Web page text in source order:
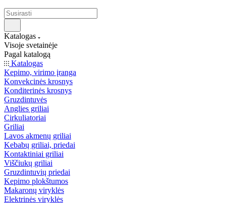
Katalogas
Visoje svetainėje
Pagal katalogą
Katalogas
Kepimo, virimo įranga
Konvekcinės krosnys
Konditerinės krosnys
Gruzdintuvės
Anglies griliai
Cirkuliatoriai
Griliai
Lavos akmenų griliai
Kebabų griliai, priedai
Kontaktiniai griliai
Viščiukų griliai
Gruzdintuvių priedai
Kepimo plokštumos
Makaronų viryklės
Elektrinės viryklės